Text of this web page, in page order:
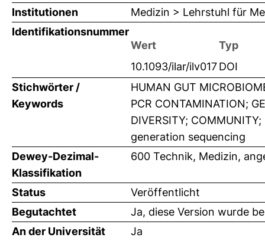
Institutionen
Medizin > Lehrstuhl für
Identifikationsnummer
Wert
Typ
10.1093/ilar/ilv017DOI
Stichwörter /
Keywords
HUMAN GUT
PCR CONTAMINATION;
DIVERSITY;
generation sequencing
Dewey-Dezimal-
Klassifikation
600 Technik, Medizin,
Status
Veröffentlicht
Begutachtet
Ja, diese Version wurde
An der Universität
Ja